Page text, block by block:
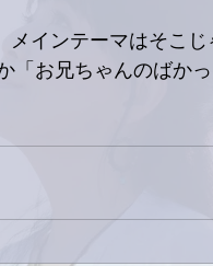
メインテーマはそこじ
「お兄ちゃんのばか